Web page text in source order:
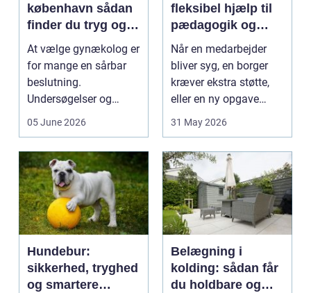
københavn sådan
finder du tryg og
professionel hjælp
At vælge gynækolog er
for mange en sårbar
beslutning.
Undersøgelser og
05 June 2026
fleksibel hjælp til
pædagogik og
sundhed
Når en medarbejder
bliver syg, en borger
kræver ekstra støtte,
eller en ny opgave
31 May 2026
Hundebur:
sikkerhed, tryghed
og smartere
Belægning i
kolding: sådan får
du holdbare og